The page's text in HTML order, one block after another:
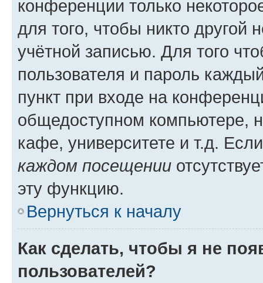
конференции только
для того, чтобы никто другой
учётной записью. Для того
пользователя и пароль
пункт при входе на
общедоступном компьютере,
кафе, университете и т.д.
каждом посещении
эту функцию.
Вернуться к началу
Как сделать, чтобы я не
пользователей?